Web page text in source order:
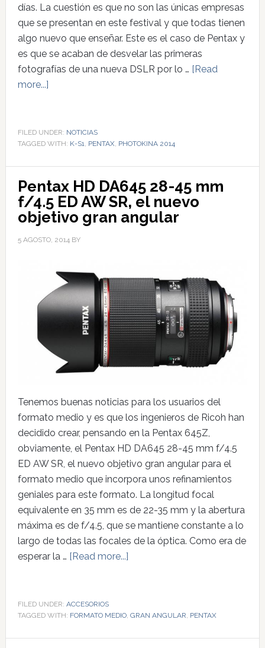
días. La cuestión es que no son las únicas empresas
que se presentan en este festival y que todas tienen
algo nuevo que enseñar. Este es el caso de Pentax y
es que se acaban de desvelar las primeras
fotografías de una nueva DSLR por lo … [Read
more...]
FILED UNDER: NOTICIAS
TAGGED WITH: K-S1, PENTAX, PHOTOKINA 2014
Pentax HD DA645 28-45 mm
f/4.5 ED AW SR, el nuevo
objetivo gran angular
5 AGOSTO, 2014BY
Tenemos buenas noticias para los usuarios del
formato medio y es que los ingenieros de Ricoh han
decidido crear, pensando en la Pentax 645Z,
obviamente, el Pentax HD DA645 28-45 mm f/4.5
ED AW SR, el nuevo objetivo gran angular para el
formato medio que incorpora unos refinamientos
geniales para este formato. La longitud focal
equivalente en 35 mm es de 22-35 mm y la abertura
máxima es de f/4.5, que se mantiene constante a lo
largo de todas las focales de la óptica. Como era de
esperar la … [Read more...]
FILED UNDER: ACCESORIOS
TAGGED WITH: FORMATO MEDIO, GRAN ANGULAR PENTAX